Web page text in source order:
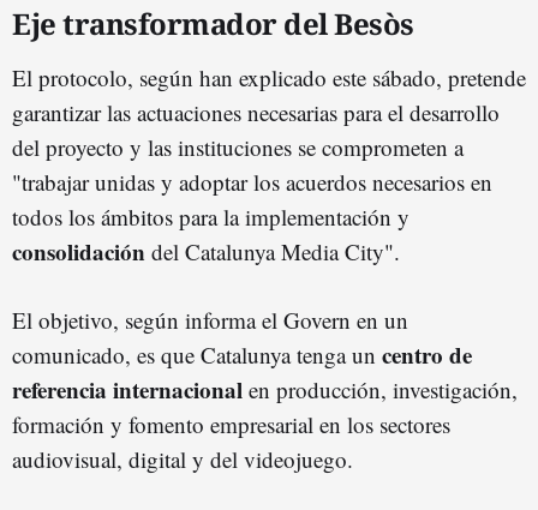
Eje transformador del Besòs
El protocolo, según han explicado este sábado, pretende
garantizar las actuaciones necesarias para el desarrollo
del proyecto y las instituciones se comprometen a
"trabajar unidas y adoptar los acuerdos necesarios en
todos los ámbitos para la implementación y
consolidación del Catalunya Media City".
El objetivo, según informa el Govern en un
comunicado, es que Catalunya tenga un centro de
referencia internacional en producción, investigación,
formación y fomento empresarial en los sectores
audiovisual, digital y del videojuego.